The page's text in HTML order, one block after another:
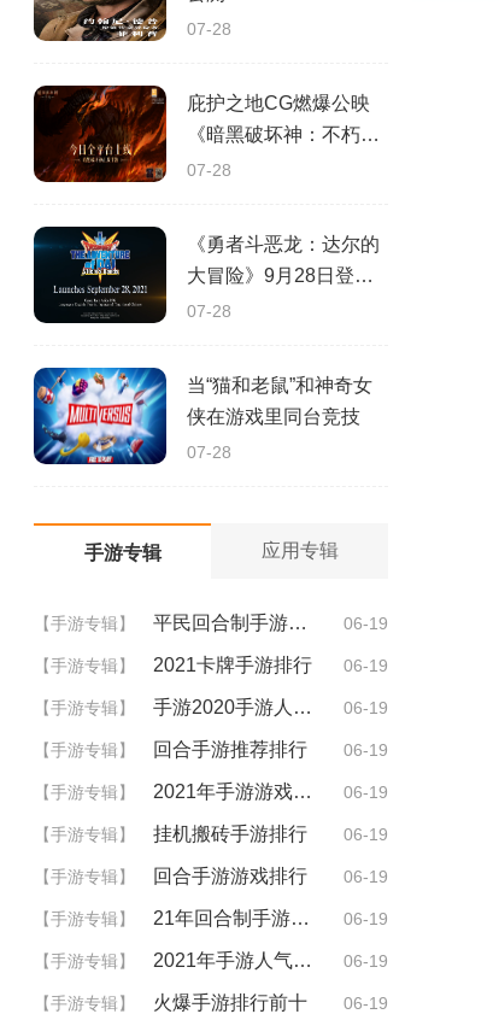
07-28
庇护之地CG燃爆公映
《暗黑破坏神：不朽》
今日全平台上线
07-28
《勇者斗恶龙：达尔的
大冒险》9月28日登陆
苹果谷歌应用商店
07-28
当“猫和老鼠”和神奇女
侠在游戏里同台竞技
07-28
手游专辑 应用专辑
【手游专辑】 平民回合制手游排行 06-19
【手游专辑】 2021卡牌手游排行 06-19
【手游专辑】 手游2020手游人气排行 06-19
【手游专辑】 回合手游推荐排行 06-19
【手游专辑】 2021年手游游戏排行 06-19
【手游专辑】 挂机搬砖手游排行 06-19
【手游专辑】 回合手游游戏排行 06-19
【手游专辑】 21年回合制手游排行 06-19
【手游专辑】 2021年手游人气排行 06-19
【手游专辑】 火爆手游排行前十 06-19